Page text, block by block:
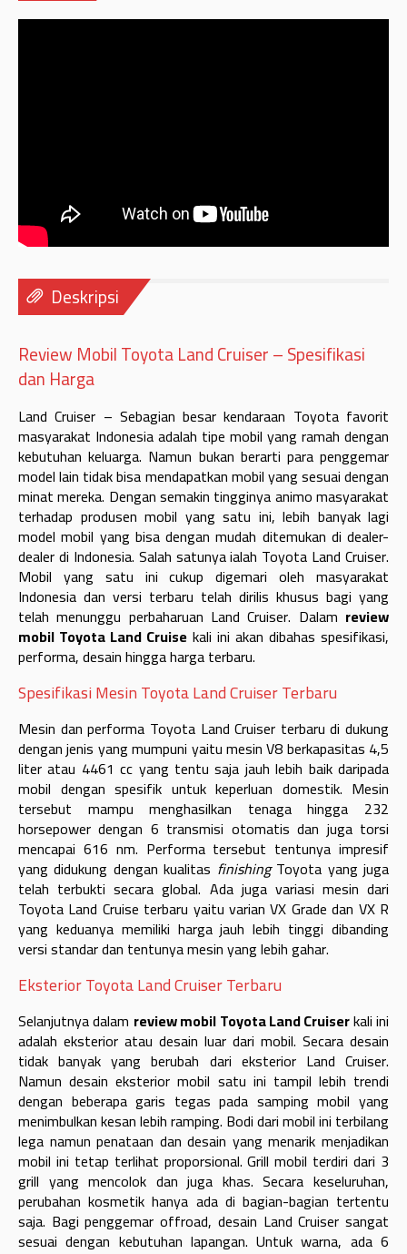
Deskripsi
Review Mobil Toyota Land Cruiser – Spesifikasi
dan Harga
Land Cruiser – Sebagian besar kendaraan Toyota favorit
masyarakat Indonesia adalah tipe mobil yang ramah dengan
kebutuhan keluarga. Namun bukan berarti para penggemar
model lain tidak bisa mendapatkan mobil yang sesuai dengan
minat mereka. Dengan semakin tingginya animo masyarakat
terhadap produsen mobil yang satu ini, lebih banyak lagi
model mobil yang bisa dengan mudah ditemukan di dealer-
dealer di Indonesia. Salah satunya ialah Toyota Land Cruiser.
Mobil yang satu ini cukup digemari oleh masyarakat
Indonesia dan versi terbaru telah dirilis khusus bagi yang
telah menunggu perbaharuan Land Cruiser. Dalam review
mobil Toyota Land Cruise kali ini akan dibahas spesifikasi,
performa, desain hingga harga terbaru.
Spesifikasi Mesin Toyota Land Cruiser Terbaru
Mesin dan performa Toyota Land Cruiser terbaru di dukung
dengan jenis yang mumpuni yaitu mesin V8 berkapasitas 4,5
liter atau 4461 cc yang tentu saja jauh lebih baik daripada
mobil dengan spesifik untuk keperluan domestik. Mesin
tersebut mampu menghasilkan tenaga hingga 232
horsepower dengan 6 transmisi otomatis dan juga torsi
mencapai 616 nm. Performa tersebut tentunya impresif
yang didukung dengan kualitas finishingToyota yang juga
telah terbukti secara global. Ada juga variasi mesin dari
Toyota Land Cruise terbaru yaitu varian VX Grade dan VX R
yang keduanya memiliki harga jauh lebih tinggi dibanding
versi standar dan tentunya mesin yang lebih gahar.
Eksterior Toyota Land Cruiser Terbaru
Selanjutnya dalam review mobil Toyota Land Cruiserkali ini
adalah eksterior atau desain luar dari mobil. Secara desain
tidak banyak yang berubah dari eksterior Land Cruiser.
Namun desain eksterior mobil satu ini tampil lebih trendi
dengan beberapa garis tegas pada samping mobil yang
menimbulkan kesan lebih ramping. Bodi dari mobil ini terbilang
lega namun penataan dan desain yang menarik menjadikan
mobil ini tetap terlihat proporsional. Grill mobil terdiri dari 3
grill yang mencolok dan juga khas. Secara keseluruhan,
perubahan kosmetik hanya ada di bagian-bagian tertentu
saja. Bagi penggemar offroad, desain Land Cruiser sangat
sesuai dengan kebutuhan lapangan. Untuk warna, ada 6